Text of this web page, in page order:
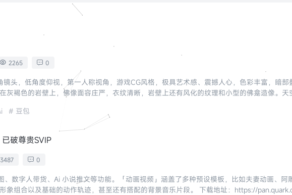
2265 0
头，低角度仰视，第一人称视角，游戏CG风格，极具艺术感、震撼人心，色彩丰富，暗
灰褐色的岩壁上，佛像面容庄严，衣纹清晰，岩壁上还有风化的纹理和小型的佛龛造像。
豆包
破尊贵SVIP
3487 0
、数字人带货、Ai 小说推文等功能。「动画视频」涵盖了多种预设模板，比如夫妻动画、阿
象组合以及基础的动作轨迹，甚至还有搭配的背景音乐片段。 下载地址：https://